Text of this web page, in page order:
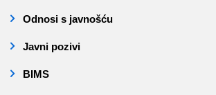
Odnosi s javnošću
Javni pozivi
BIMS